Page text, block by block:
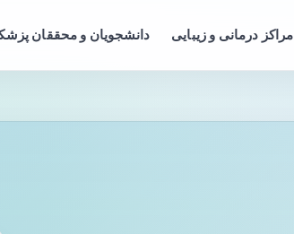
مراکز درمانی و زیبایی دانشجویان و محققان